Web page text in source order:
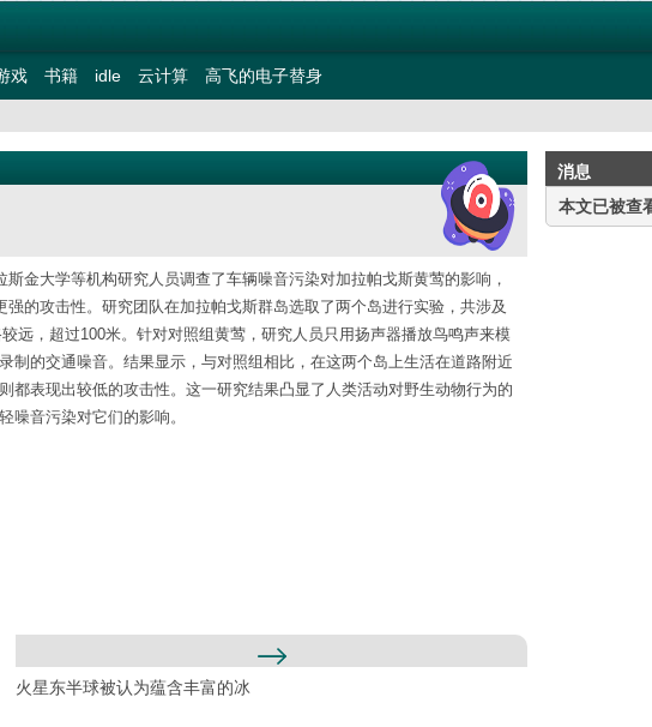
戏 书籍 idle 云计算 高飞的电子替身
消息
本文已被查
金大学等机构研究人员调查了车辆噪音污染对加拉帕戈斯黄莺的影响，
的攻击性。研究团队在加拉帕戈斯群岛选取了两个岛进行实验，共涉及
远，超过100米。针对对照组黄莺，研究人员只用扬声器播放鸟鸣声来模
的交通噪音。结果显示，与对照组相比，在这两个岛上生活在道路附近
表现出较低的攻击性。这一研究结果凸显了人类活动对野生动物行为的
噪音污染对它们的影响。
火星东半球被认为蕴含丰富的冰